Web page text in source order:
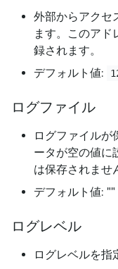
外部からアクセ
ます。このアド
録されます。
デフォルト値:
ログファイル
ログファイルが
ータが空の値に
は保存されませ
デフォルト値: ""
ログレベル
ログレベルを指